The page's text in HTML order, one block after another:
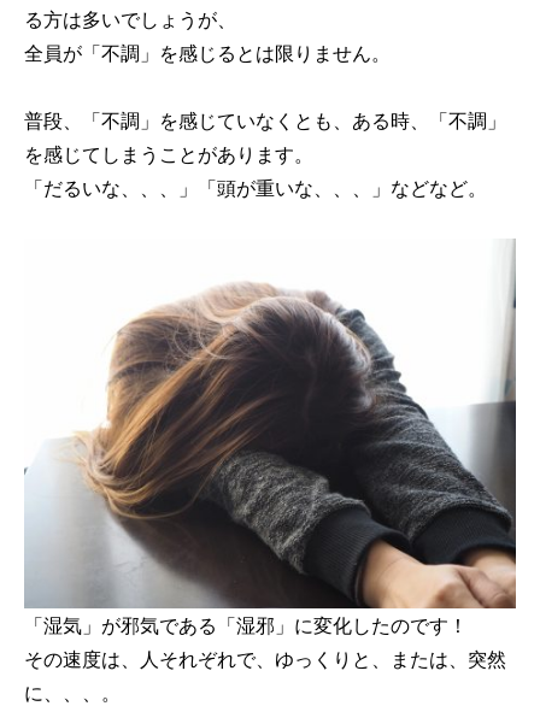
る方は多いでしょうが、
全員が「不調」を感じるとは限りません。
普段、「不調」を感じていなくとも、ある時、「不調」
を感じてしまうことがあります。
「だるいな、、、」「頭が重いな、、、」などなど。
「湿気」が邪気である「湿邪」に変化したのです！
その速度は、人それぞれで、ゆっくりと、または、突然
に、、、。